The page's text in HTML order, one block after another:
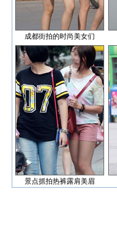
成都街拍的时尚美女们
景点抓拍热裤露肩美眉